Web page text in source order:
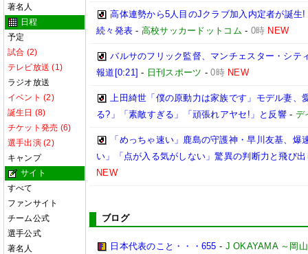
著名人
日程
予定
試合 (2)
テレビ放送 (1)
ラジオ放送
イベント (2)
誕生日 (8)
チケット発売 (6)
選手出演 (2)
キャンプ
サイト
すべて
ファンサイト
チーム公式
選手公式
著名人
高体連勢から5人目のJクラブ加入内定者が誕
続々発表 - 高校サッカードットコム - 0時 NEW
バルサのフリック監督、マンチェスター・シテ
報道[0:21] - 日刊スポーツ -0時 NEW
上田綺世「僕の原動力は家族です」モデル妻
る?」「素敵すぎる」「頑張れアヤセ!」と反響- デ
「めっちゃ速い」鹿島の守護神・早川友基、
い」「点が入る気がしない」驚異の判断力と飛び
NEW
ブログ
日本代表のこと・・・655 - J OKAYAMA ～岡